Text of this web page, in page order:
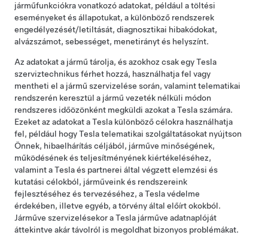
járműfunkciókra vonatkozó adatokat, például a töltési
eseményeket és állapotukat, a különböző rendszerek
engedélyezését/letiltását, diagnosztikai hibakódokat,
alvázszámot, sebességet, menetirányt és helyszínt.
Az adatokat a jármű tárolja, és azokhoz csak egy Tesla
szerviztechnikus férhet hozzá, használhatja fel vagy
mentheti el a jármű szervizelése során, valamint telematikai
rendszerén keresztül a jármű vezeték nélküli módon
rendszeres időözönként megküldi azokat a Tesla számára.
Ezeket az adatokat a Tesla különböző célokra használhatja
fel, például hogy Tesla telematikai szolgáltatásokat nyújtson
Önnek, hibaelhárítás céljából, járműve minőségének,
működésének és teljesítményének kiértékeléséhez,
valamint a Tesla és partnerei által végzett elemzési és
kutatási célokból, járműveink és rendszereink
fejlesztéséhez és tervezéséhez, a Tesla védelme
érdekében, illetve egyéb, a törvény által előírt okokból.
Járműve szervizelésekor a Tesla járműve adatnaplóját
áttekintve akár távolról is megoldhat bizonyos problémákat.